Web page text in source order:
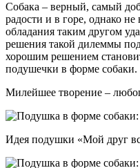
Собака – верный, самый
радости и в горе, однако не
обладания таким другом
решения такой дилеммы
хорошим решением
подушечки в форме
Милейшее творение –
Идея подушки «Мой друг